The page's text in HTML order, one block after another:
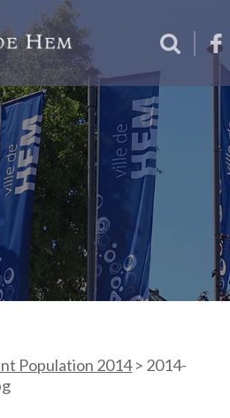
Population 2014> 2014-